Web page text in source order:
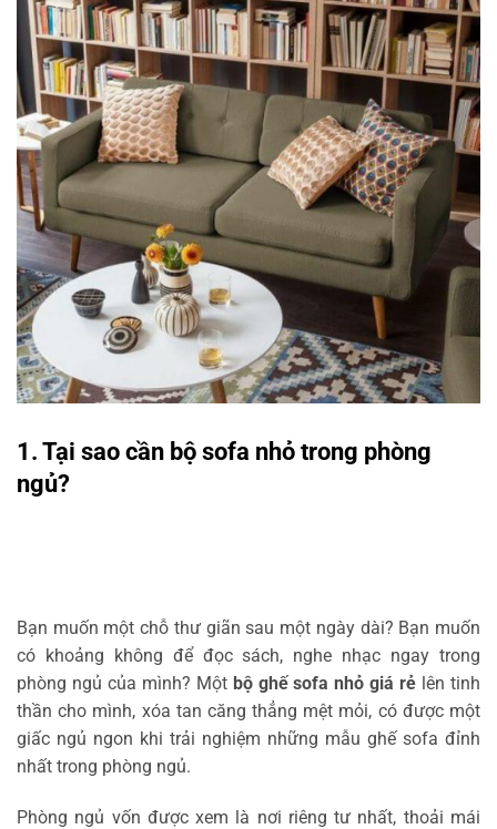
1. Tại sao cần bộ sofa nhỏ trong phòng
ngủ?
Bạn muốn một chỗ thư giãn sau một ngày dài? Bạn muốn
có khoảng không để đọc sách, nghe nhạc ngay trong
phòng ngủ của mình? Một bộ ghế sofa nhỏ giá rẻ lên tinh
thần cho mình, xóa tan căng thẳng mệt mỏi, có được một
giấc ngủ ngon khi trải nghiệm những mẫu ghế sofa đỉnh
nhất trong phòng ngủ.
Phòng ngủ vốn được xem là nơi riêng tư nhất, thoải mái